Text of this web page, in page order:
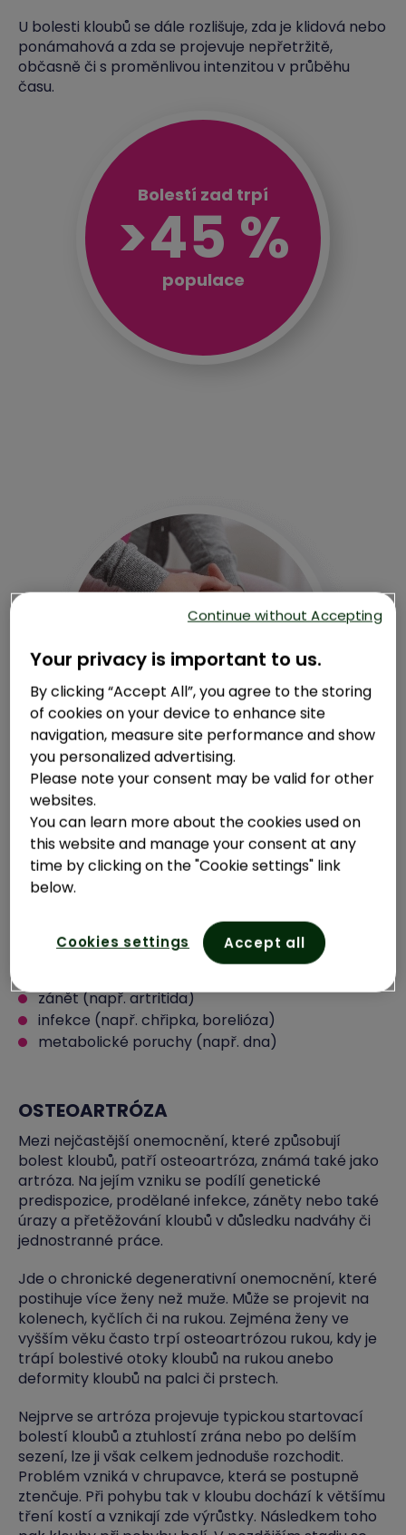
U bolesti kloubů se dále rozlišuje, zda je klidová nebo
ponámahová a zda se projevuje nepřetržitě,
občasně či s proměnlivou intenzitou v průběhu
času.
Bolestí zad trpí
>45 %
populace
PŘÍČINY BOLESTI KLOUBŮ
Podle původu lze bolesti kloubů rozdělit na
vrozené a získané. Mezi nejčastější získané
příčiny bolesti kloubů patří:
úraz
zánět (např. artritida)
infekce (např. chřipka, borelióza)
metabolické poruchy (např. dna)
OSTEOARTRÓZA
Mezi nejčastější onemocnění, které způsobují
bolest kloubů, patří osteoartróza, známá také jako
artróza. Na jejím vzniku se podílí genetické
predispozice, prodělané infekce, záněty nebo také
úrazy a přetěžování kloubů v důsledku nadváhy či
jednostranné práce.
Jde o chronické degenerativní onemocnění, které
postihuje více ženy než muže. Může se projevit na
kolenech, kyčlích či na rukou. Zejména ženy ve
vyšším věku často trpí osteoartrózou rukou, kdy je
trápí bolestivé otoky kloubů na rukou anebo
deformity kloubů na palci či prstech.
Nejprve se artróza projevuje typickou startovací
bolestí kloubů a ztuhlostí zrána nebo po delším
sezení, lze ji však celkem jednoduše rozchodit.
Problém vzniká v chrupavce, která se postupně
ztenčuje. Při pohybu tak v kloubu dochází k většímu
tření kostí a vznikají zde výrůstky. Následkem toho
Your privacy is important to us.
By clicking “Accept All”, you agree to the storing
of cookies on your device to enhance site
navigation, measure site performance and show
you personalized advertising.
Please note your consent may be valid for other
websites.
You can learn more about the cookies used on
this website and manage your consent at any
time by clicking on the "Cookie settings" link
below.
Cookies settings Accept all
Continue without Accepting